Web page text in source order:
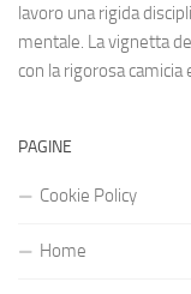
lavoro una rigida
mentale. La vignetta
con la rigorosa camicia
PAGINE
Cookie Policy
Home